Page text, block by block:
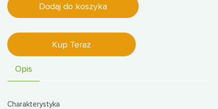
Dodaj do koszyka
Kup Teraz
Opis
Charakterystyka